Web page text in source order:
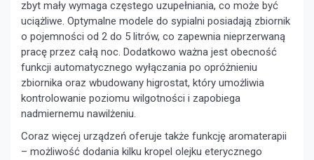
zbyt mały wymaga częstego uzupełniania, co może być
uciążliwe. Optymalne modele do sypialni posiadają zbiornik
o pojemności od 2 do 5 litrów, co zapewnia nieprzerwaną
pracę przez całą noc. Dodatkowo ważna jest obecność
funkcji automatycznego wyłączania po opróżnieniu
zbiornika oraz wbudowany higrostat, który umożliwia
kontrolowanie poziomu wilgotności i zapobiega
nadmiernemu nawilżeniu.
Coraz więcej urządzeń oferuje także funkcję aromaterapii
– możliwość dodania kilku kropel olejku eterycznego